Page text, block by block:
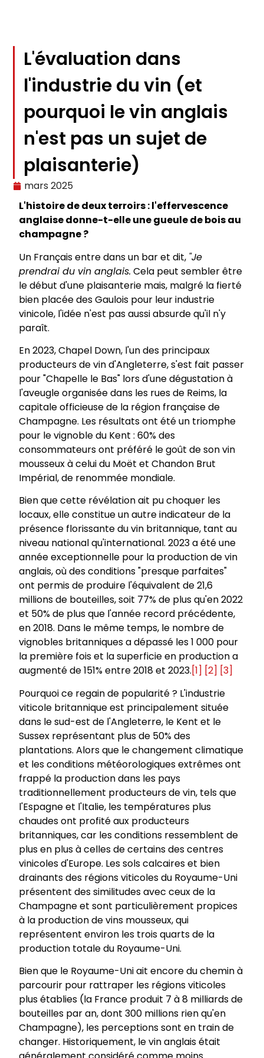
L'évaluation dans
l'industrie du vin (et
pourquoi le vin anglais
n'est pas un sujet de
plaisanterie)
mars 2025
L'histoire de deux terroirs : l'effervescence
anglaise donne-t-elle une gueule de bois au
champagne ?
Un Français entre dans un bar et dit, "Je
prendrai du vin anglais. Cela peut sembler être
le début d'une plaisanterie mais, malgré la fierté
bien placée des Gaulois pour leur industrie
vinicole, l'idée n'est pas aussi absurde qu'il n'y
paraît.
En 2023, Chapel Down, l'un des principaux
producteurs de vin d'Angleterre, s'est fait passer
pour "Chapelle le Bas" lors d'une dégustation à
l'aveugle organisée dans les rues de Reims, la
capitale officieuse de la région française de
Champagne. Les résultats ont été un triomphe
pour le vignoble du Kent : 60% des
consommateurs ont préféré le goût de son vin
mousseux à celui du Moët et Chandon Brut
Impérial, de renommée mondiale.
Bien que cette révélation ait pu choquer les
locaux, elle constitue un autre indicateur de la
présence florissante du vin britannique, tant au
niveau national qu'international. 2023 a été une
année exceptionnelle pour la production de vin
anglais, où des conditions "presque parfaites"
ont permis de produire l'équivalent de 21,6
millions de bouteilles, soit 77% de plus qu'en 2022
et 50% de plus que l'année record précédente,
en 2018. Dans le même temps, le nombre de
vignobles britanniques a dépassé les 1 000 pour
la première fois et la superficie en production a
augmenté de 151% entre 2018 et 2023.[1] [2] [3]
Pourquoi ce regain de popularité ? L'industrie
viticole britannique est principalement située
dans le sud-est de l'Angleterre, le Kent et le
Sussex représentant plus de 50% des
plantations. Alors que le changement climatique
et les conditions météorologiques extrêmes ont
frappé la production dans les pays
traditionnellement producteurs de vin, tels que
l'Espagne et l'Italie, les températures plus
chaudes ont profité aux producteurs
britanniques, car les conditions ressemblent de
plus en plus à celles de certains des centres
vinicoles d'Europe. Les sols calcaires et bien
drainants des régions viticoles du Royaume-Uni
présentent des similitudes avec ceux de la
Champagne et sont particulièrement propices
à la production de vins mousseux, qui
représentent environ les trois quarts de la
production totale du Royaume-Uni.
Bien que le Royaume-Uni ait encore du chemin à
parcourir pour rattraper les régions viticoles
plus établies (la France produit 7 à 8 milliards de
bouteilles par an, dont 300 millions rien qu'en
Champagne), les perceptions sont en train de
changer. Historiquement, le vin anglais était